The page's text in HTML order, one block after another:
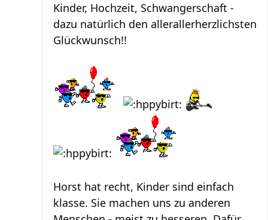
Kinder, Hochzeit, Schwangerschaft -
dazu natürlich den allerallerherzlichsten
Glückwunsch!!
Horst hat recht, Kinder sind einfach
klasse. Sie machen uns zu anderen